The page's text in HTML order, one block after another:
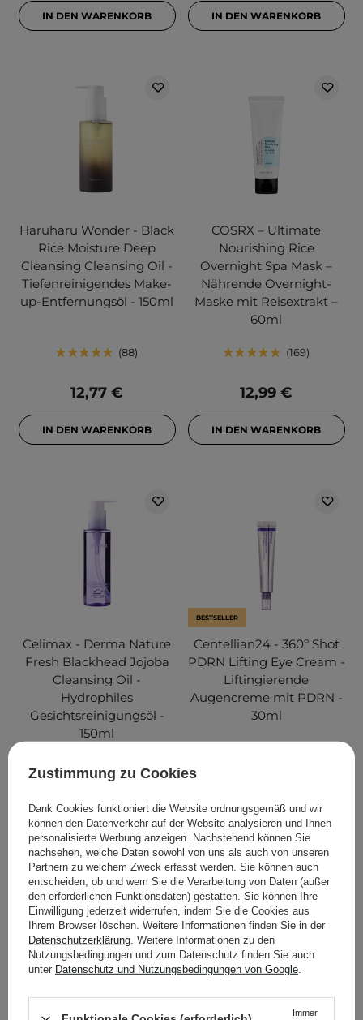
IN DEN WARENKORB IN DEN WARENKORB
Haruharu Wonder - Black
Rice Moisture Deep
Cleansing Cleansing Oil -
Tiefenreinigendes Make-
up-Entfernungsöl - 150ml
88
12,77 €
IN DEN WARENKORB
COSRX – Ultimate
Nourishing Rice
Overnight Spa Mask –
Nährende Overnight-
Maske mit Reisextrakt –
60ml
169
12,99 €
IN DEN WARENKORB
Celimax - Derma Nature
Fresh Blackhead Jojoba
Cleansing Oil -
Hydrophiles
Gesichtsreinigungsöl -
150ml
11,95 €
IN DEN WARENKORB
BESTSELLER
Centellian24 - 360º Shot
PDRN Lifting Eye Cream -
Liftingierende
Augencreme mit PDRN -
30ml
16,90 €
IN DEN WARENKORB
Zustimmung zu Cookies
Dank Cookies funktioniert die Website ordnungsgemäß und wir
können den Datenverkehr auf der Website analysieren und Ihnen
personalisierte Werbung anzeigen. Nachstehend können Sie
nachsehen, welche Daten sowohl von uns als auch von unseren
Partnern zu welchem Zweck erfasst werden. Sie können auch
entscheiden, ob und wem Sie die Verarbeitung von Daten (außer
den erforderlichen Funktionsdaten) gestatten. Sie können Ihre
Einwilligung jederzeit widerrufen, indem Sie die Cookies aus
Ihrem Browser löschen. Weitere Informationen finden Sie in der
Datenschutzerklärung . Weitere Informationen zu den
Nutzungsbedingungen und zum Datenschutz finden Sie auch
unter Datenschutz und Nutzungsbedingungen von Google
Immer